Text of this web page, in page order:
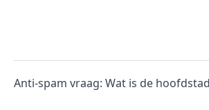
Anti-spam vraag: Wat is de